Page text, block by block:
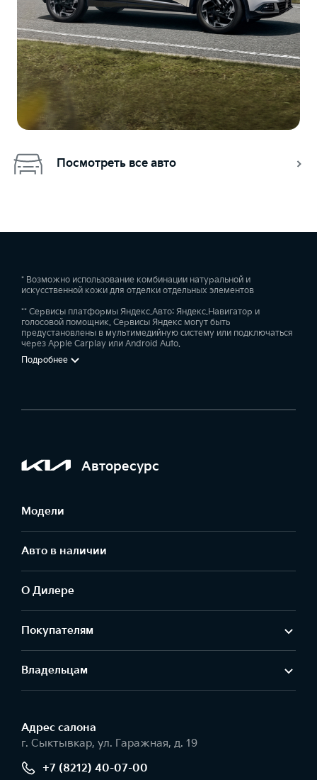
Посмотреть все авто
* Возможно использование комбинации натуральной и
искусственной кожи для отделки отдельных элементов
** Сервисы платформы Яндекс.Авто: Яндекс.Навигатор и
голосовой помощник. Сервисы Яндекс могут быть
предустановлены в мультимедийную систему или подключаться
через Apple Carplay или Android Auto.
Подробнее
Авторесурс
Модели
Авто в наличии
О Дилере
Покупателям
Владельцам
Адрес салонa
г. Сыктывкар, ул. Гаражная, д. 19
+7 (8212) 40-07-00